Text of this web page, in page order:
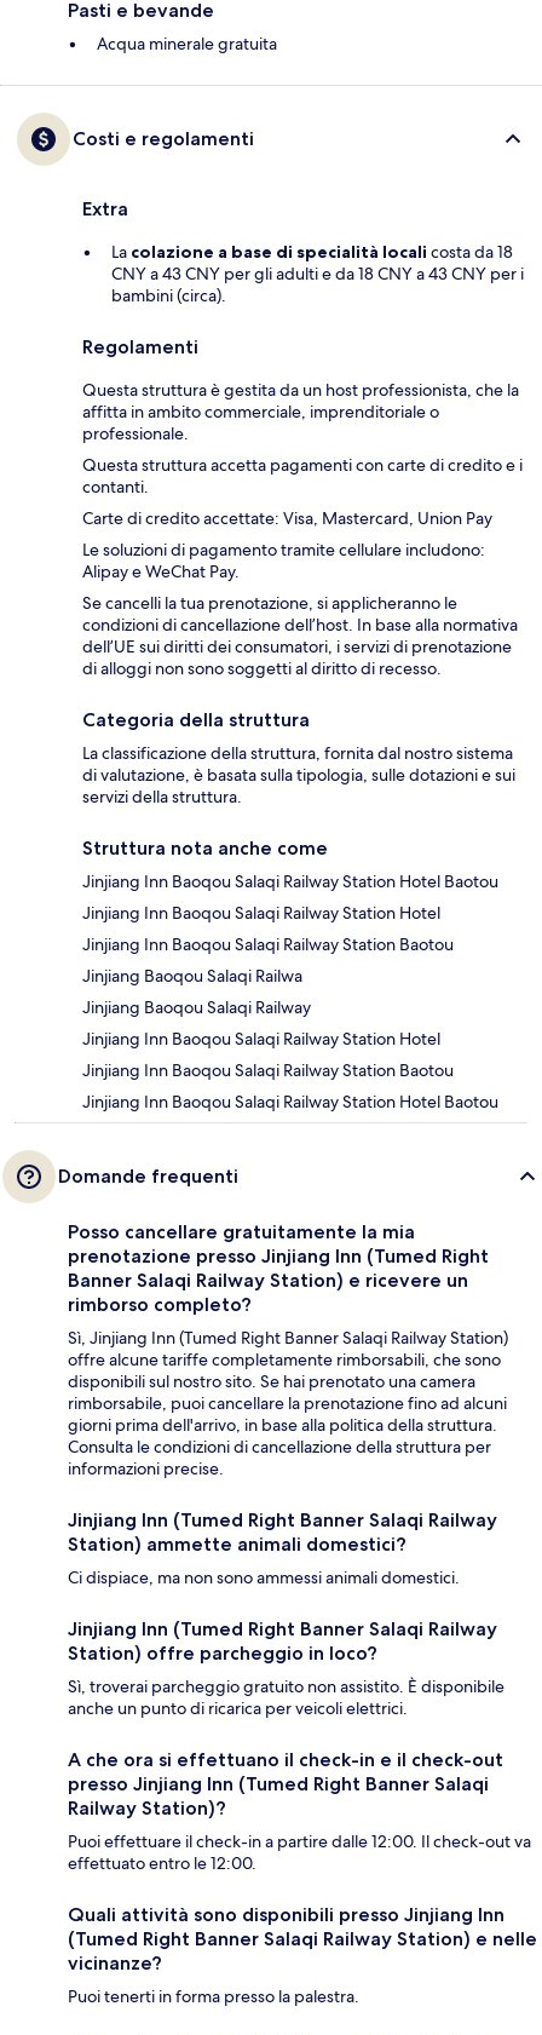
Pasti e bevande
Acqua minerale gratuita
Costi e regolamenti
Extra
La colazione a base di specialità locali costa da 18
CNY a 43 CNY per gli adulti e da 18 CNY a 43 CNY per i
bambini (circa).
Regolamenti
Questa struttura è gestita da un host professionista, che la
affitta in ambito commerciale, imprenditoriale o
professionale.
Questa struttura accetta pagamenti con carte di credito e i
contanti.
Carte di credito accettate: Visa, Mastercard, Union Pay
Le soluzioni di pagamento tramite cellulare includono:
Alipay e WeChat Pay.
Se cancelli la tua prenotazione, si applicheranno le
condizioni di cancellazione dell’host. In base alla normativa
dell’UE sui diritti dei consumatori, i servizi di prenotazione
di alloggi non sono soggetti al diritto di recesso.
Categoria della struttura
La classificazione della struttura, fornita dal nostro sistema
di valutazione, è basata sulla tipologia, sulle dotazioni e sui
servizi della struttura.
Struttura nota anche come
Jinjiang Inn Baoqou Salaqi Railway Station Hotel Baotou
Jinjiang Inn Baoqou Salaqi Railway Station Hotel
Jinjiang Inn Baoqou Salaqi Railway Station Baotou
Jinjiang Baoqou Salaqi Railwa
Jinjiang Baoqou Salaqi Railway
Jinjiang Inn Baoqou Salaqi Railway Station Hotel
Jinjiang Inn Baoqou Salaqi Railway Station Baotou
Jinjiang Inn Baoqou Salaqi Railway Station Hotel Baotou
Domande frequenti
Posso cancellare gratuitamente la mia
prenotazione presso Jinjiang Inn (Tumed Right
Banner Salaqi Railway Station) e ricevere un
rimborso completo?
Sì, Jinjiang Inn (Tumed Right Banner Salaqi Railway Station)
offre alcune tariffe completamente rimborsabili, che sono
disponibili sul nostro sito. Se hai prenotato una camera
rimborsabile, puoi cancellare la prenotazione fino ad alcuni
giorni prima dell'arrivo, in base alla politica della struttura.
Consulta le condizioni di cancellazione della struttura per
informazioni precise.
Jinjiang Inn (Tumed Right Banner Salaqi Railway
Station) ammette animali domestici?
Ci dispiace, ma non sono ammessi animali domestici.
Jinjiang Inn (Tumed Right Banner Salaqi Railway
Station) offre parcheggio in loco?
Sì, troverai parcheggio gratuito non assistito. È disponibile
anche un punto di ricarica per veicoli elettrici.
A che ora si effettuano il check-in e il check-out
presso Jinjiang Inn (Tumed Right Banner Salaqi
Railway Station)?
Puoi effettuare il check-in a partire dalle 12:00. Il check-out va
effettuato entro le 12:00.
Quali attività sono disponibili presso Jinjiang Inn
(Tumed Right Banner Salaqi Railway Station) e nelle
vicinanze?
Puoi tenerti in forma presso la palestra.